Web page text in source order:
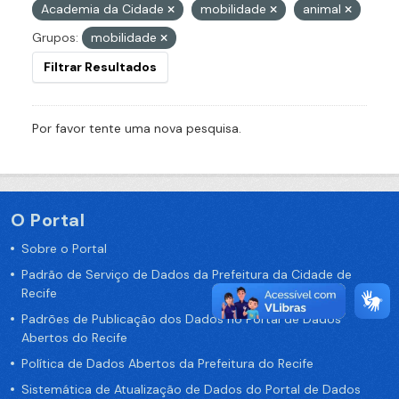
Academia da Cidade
mobilidade
animal
Grupos:
mobilidade
Filtrar Resultados
Por favor tente uma nova pesquisa.
O Portal
Sobre o Portal
Padrão de Serviço de Dados da Prefeitura da Cidade de
Recife
Padrões de Publicação dos Dados no Portal de Dados
Abertos do Recife
Política de Dados Abertos da Prefeitura do Recife
Sistemática de Atualização de Dados do Portal de Dados